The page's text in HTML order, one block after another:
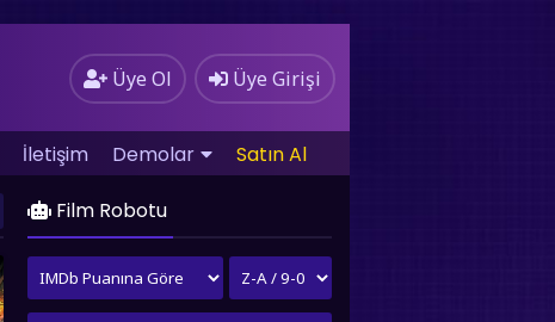
Üye Ol Üye Girişi
İletişim Demolar Satın Al
Film Robotu